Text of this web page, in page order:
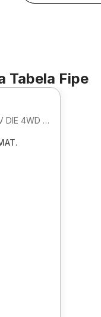
Tabela Fipe
TRITON SPORT HPE-S 2.4 16V DIE 4WD AUTOMATICO